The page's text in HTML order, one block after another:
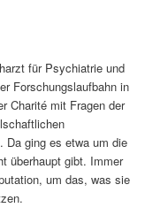
für Psychiatrie und
Forschungslaufbahn in
Charité mit Fragen der
Da ging es etwa um die
überhaupt gibt. Immer
um das, was sie